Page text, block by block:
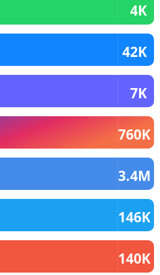
4K
42K
7K
760K
3.4M
146K
140K